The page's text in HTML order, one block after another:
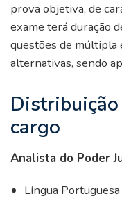
prova objetiva, de
exame terá duração
questões de múltipla
alternativas, sendo
cargo
Analista do Poder
Língua